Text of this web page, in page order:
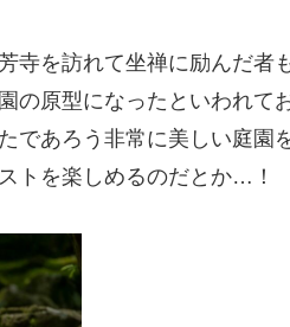
寺を訪れて坐禅に励んだ者
の原型になったといわれて
であろう非常に美しい庭園
トを楽しめるのだとか…！